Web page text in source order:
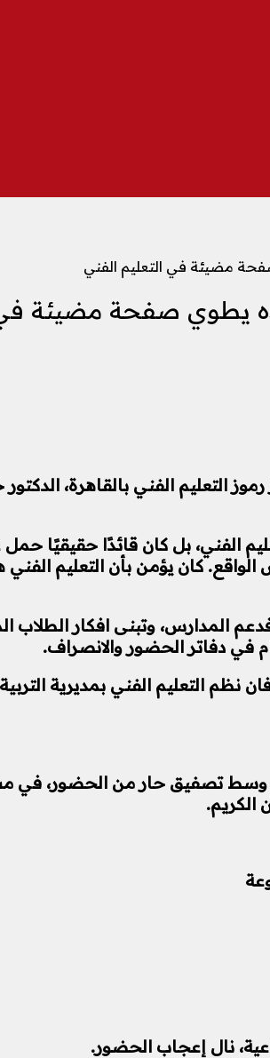
مضيئة في التعليم الفني
يطوي صفحة مضيئة في
الفني بالقاهرة،
الفني، بل كان قائدًا حقيقيًا
كان يؤمن بأن التعليم الفني
المدارس، وتبنى افكار الطلاب
في دفاتر الحضور والانصراف.
نظم التعليم الفني بمديرية
وسط تصفيق حار من الحضور، في
الكريم.
نال إعجاب الحضور.